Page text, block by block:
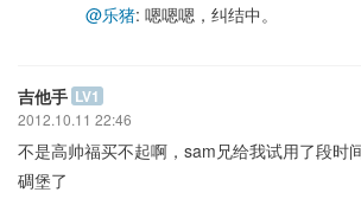
@乐猪: 嗯嗯嗯，纠结中。
吉他手 LV1
2012.10.11 22:46
不是高帅福买不起啊，sam兄给我试用了段时
碉堡了